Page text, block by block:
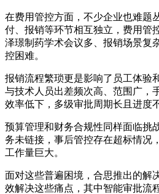
在费用管控方面，不少企业也难题
付、报销等环节相互独立，费用管
泽璟制药学术会议多、报销场景复
控困难。
报销流程繁琐更是影响了员工体验
与技术人员出差频次高、范围广，
效率低下，多级审批周期长且进度
预算管理和财务合规性同样面临挑
务未链接，事后管控存在超标情况
工作量巨大。
面对这些普遍困境，合思推出的解
效解决这些痛点，其中智能审批流